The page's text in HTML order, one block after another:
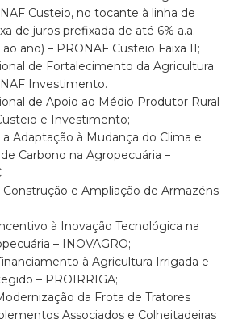
Custeio, no tocante à linha de
de juros prefixada de até 6% a.a.
ano) – PRONAF Custeio Faixa II;
de Fortalecimento da Agricultura
Investimento.
de Apoio ao Médio Produtor Rural
e Investimento;
a Adaptação à Mudança do Clima e
Carbono na Agropecuária –
Construção e Ampliação de Armazéns
à Inovação Tecnológica na
– INOVAGRO;
à Agricultura Irrigada e
– PROIRRIGA;
da Frota de Tratores
Associados e Colheitadeiras